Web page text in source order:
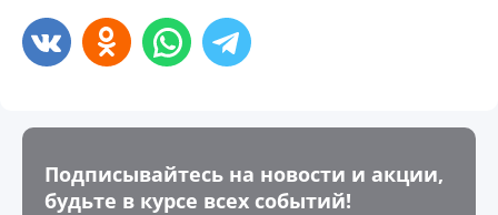
Подписывайтесь на новости и акции,
будьте в курсе всех событий!